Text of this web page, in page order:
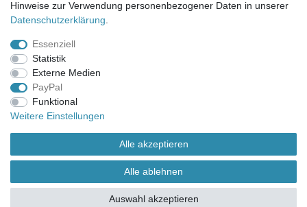
Montag - Dienstag: 8.00 - 18.00 Uhr, Mittwoch Ruhetag,
Donnerstag: 8.00 - 18.00 Uhr, Freitag 8.00 - 14.00 Uhr
KUNDENSERVICE
Telefon: (05241) 403 22 38
E-Mail: info@stoffamstueck.de
Alle Preise inklusive gesetzlicher Mehrwertsteuer und
zuzüglichVersandkosten. * Pflichtfeld
Hinweise zur Verwendung personenbezogener Daten in unserer
Daten­schutz­erklärung
Essenziell
Statistik
Externe Medien
PayPal
Funktional
Weitere Einstellungen
Alle akzeptieren
Alle ablehnen
Auswahl akzeptieren